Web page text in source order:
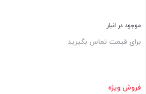
موجود در انبار
برای قیمت تماس بگیرید
بستن
فروش ویژه